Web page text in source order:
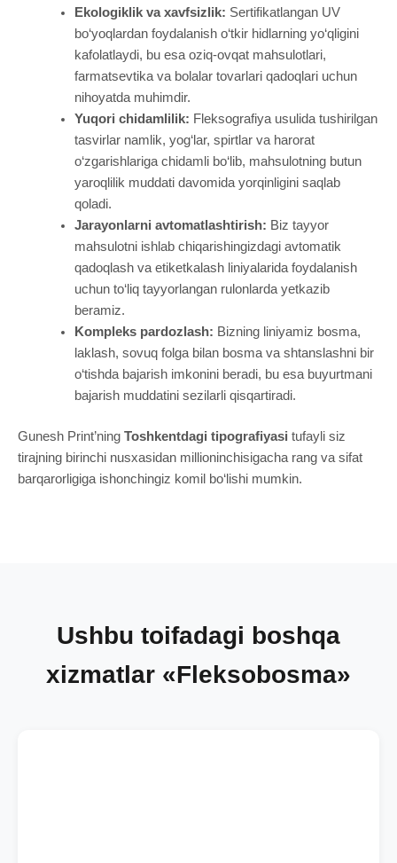
Ekologiklik va xavfsizlik: Sertifikatlangan UV
bo‘yoqlardan foydalanish o‘tkir hidlarning yo‘qligini
kafolatlaydi, bu esa oziq-ovqat mahsulotlari,
farmatsevtika va bolalar tovarlari qadoqlari uchun
nihoyatda muhimdir.
Yuqori chidamlilik: Fleksografiya usulida tushirilgan
tasvirlar namlik, yog‘lar, spirtlar va harorat
o‘zgarishlariga chidamli bo‘lib, mahsulotning butun
yaroqlilik muddati davomida yorqinligini saqlab
qoladi.
Jarayonlarni avtomatlashtirish: Biz tayyor
mahsulotni ishlab chiqarishingizdagi avtomatik
qadoqlash va etiketkalash liniyalarida foydalanish
uchun to‘liq tayyorlangan rulonlarda yetkazib
beramiz.
Kompleks pardozlash: Bizning liniyamiz bosma,
laklash, sovuq folga bilan bosma va shtanslashni bir
o‘tishda bajarish imkonini beradi, bu esa buyurtmani
bajarish muddatini sezilarli qisqartiradi.
Gunesh Print’ning Toshkentdagi tipografiyasi tufayli siz
tirajning birinchi nusxasidan millioninchisigacha rang va sifat
barqarorligiga ishonchingiz komil bo‘lishi mumkin.
Ushbu toifadagi boshqa
xizmatlar «Fleksobosma»